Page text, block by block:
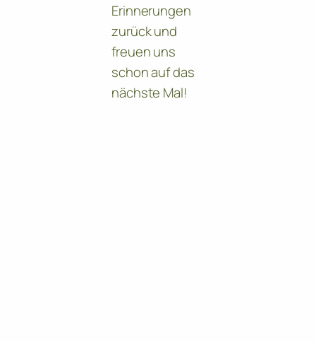
Erinnerungen
zurück und
freuen uns
schon auf das
nächste Mal!